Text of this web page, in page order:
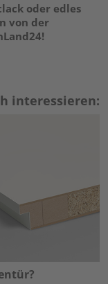
oder edles
von der
interessieren: